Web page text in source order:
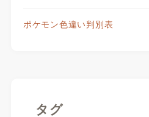
ポケモン色違い判別表
タグ